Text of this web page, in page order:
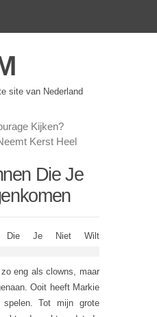
site van Nederland
Kijken?
Kerst Heel
Die Je
eng als clowns, maar
Ooit heeft Markie
Tot mijn grote